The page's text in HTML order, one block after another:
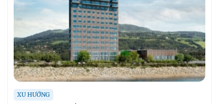
XU HƯỚNG